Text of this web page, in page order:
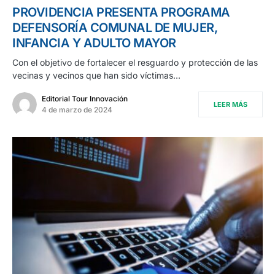
PROVIDENCIA PRESENTA PROGRAMA
DEFENSORÍA COMUNAL DE MUJER,
INFANCIA Y ADULTO MAYOR
Con el objetivo de fortalecer el resguardo y protección de las
vecinas y vecinos que han sido víctimas…
Editorial Tour Innovación
4 de marzo de 2024
LEER MÁS